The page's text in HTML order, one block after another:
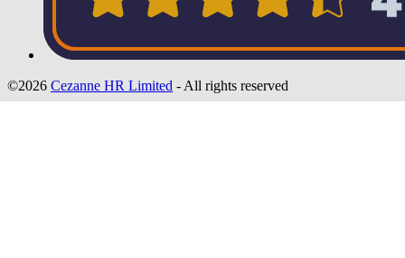
©2026 Cezanne HR Limited - All rights reserved